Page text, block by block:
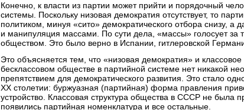
Конечно, к власти из партии может прийти и порядочный
системы. Поскольку низовая демократия отсутствует, то
политиком, минуя «сито» демократического отбора снизу, а
и манипуляция массами. По сути дела, «массы» голосует за
обществом. Это было верно в Испании, гитлеровской
Это объясняется тем, что «низовая демократия» и
бесклассовом обществе в партийной системе нет никакой
препятствием для демократического развития. Это стало
XX столетии: буржуазная (партийная) форма правления
устройство. Классовая структура общества в СССР не была
появились партийная номенклатура и все остальные.